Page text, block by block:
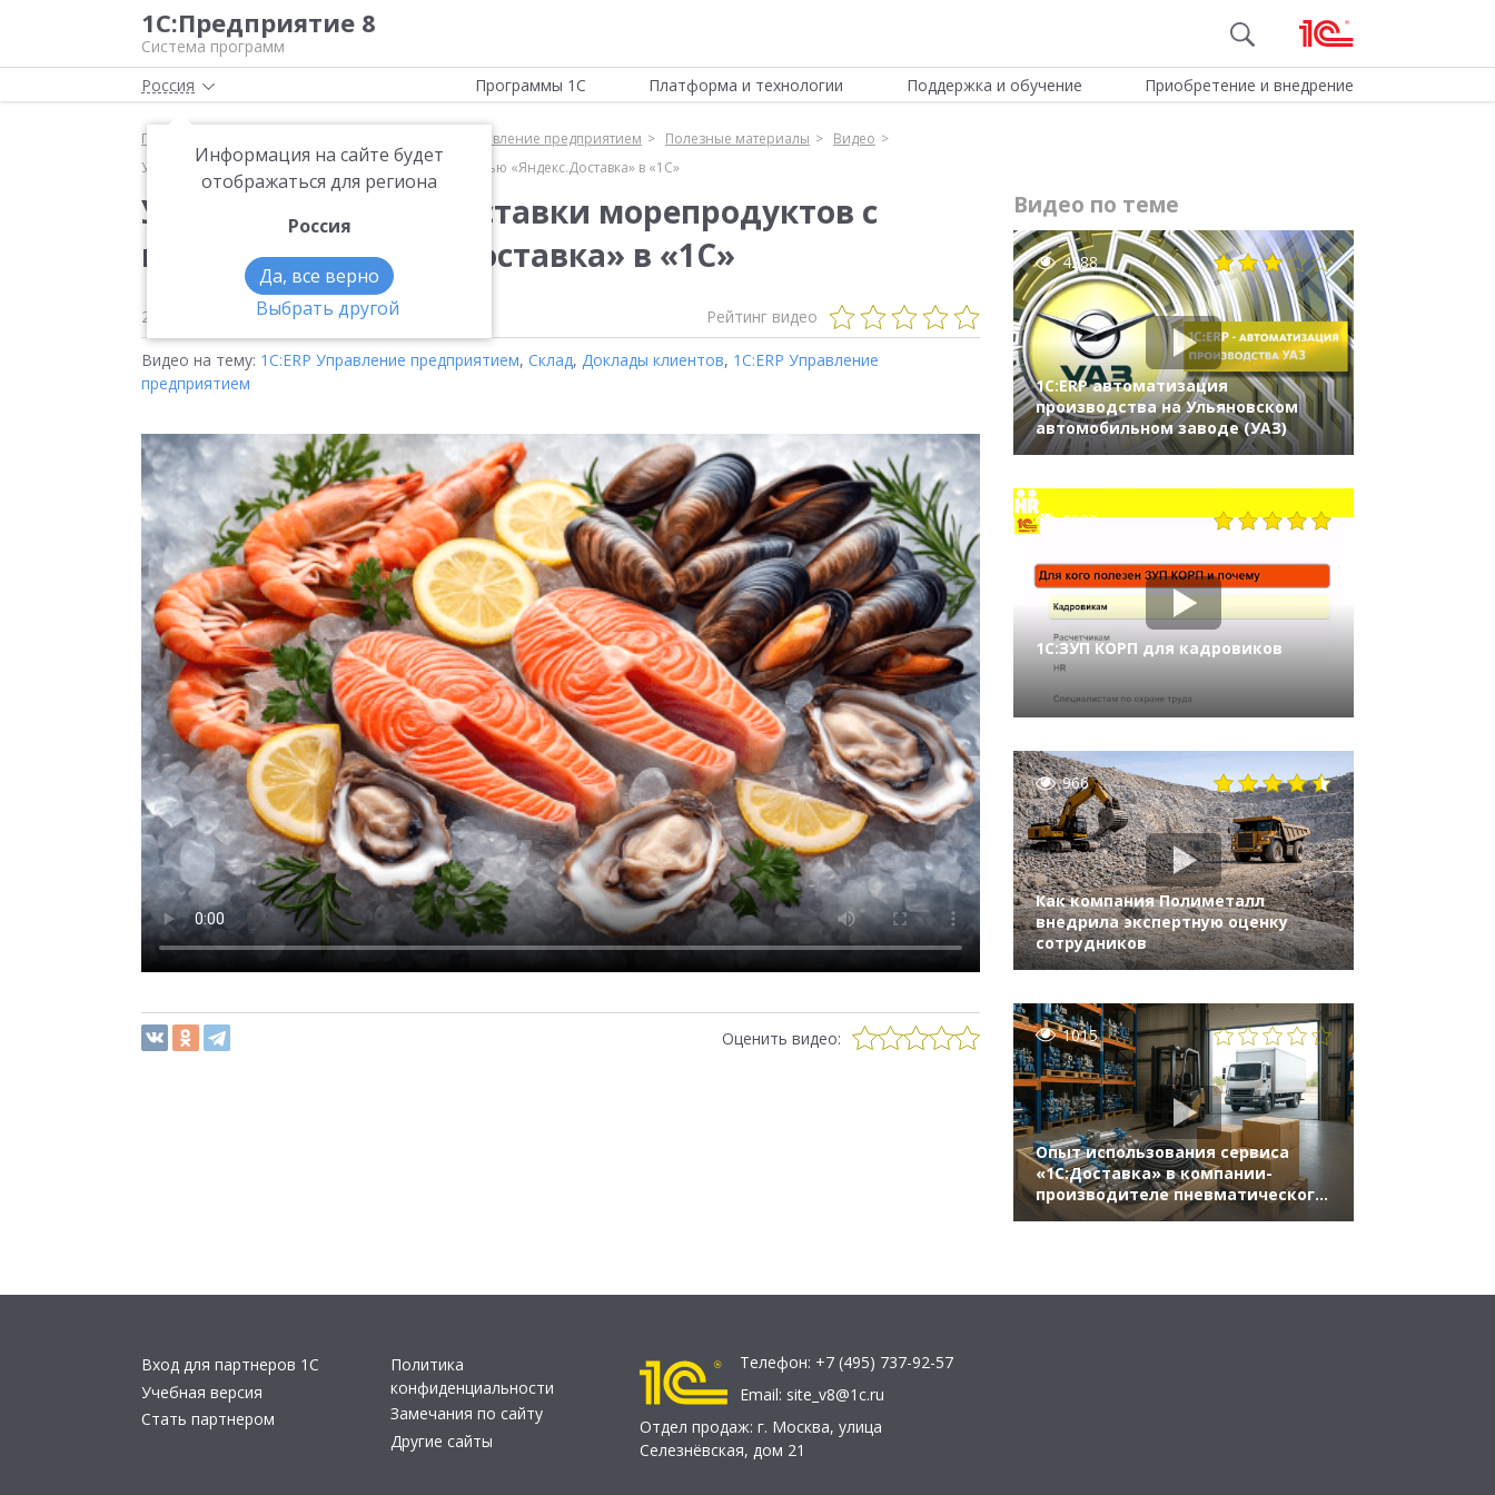
1С:Предприятие 8
Система программ
Россия
Информация на сайте будет
отображаться для региона
Россия
Да, все верно
Выбрать другой
Программы 1С Платформа и технологии Поддержка и обучение Приобретение и внедрение
Главная 1С:ERP Управление предприятием Полезные материалы
Видео
Улучшаем сервис доставки морепродуктов с помощью «Яндекс.Доставка» в «1С»
Улучшаем сервис доставки морепродуктов с
помощью «Яндекс.Доставка» в «1С»
27 декабря 2021 760 Рейтинг видео
Видео на тему: 1С:ERP Управление предприятием, Склад, Доклады клиентов, 1С:ERP Управление
предприятием
Оценить видео:
Видео по теме
4288
1С:ERP автоматизация
производства на Ульяновском
автомобильном заводе (УАЗ)
2982
1С:ЗУП КОРП для кадровиков
966
Как компания Полиметалл
внедрила экспертную оценку
сотрудников
1015
Опыт использования сервиса
«1С:Доставка» в компании-
производителе пневматического
и гидравлического оборудования
«Пневмакс»)
Вход для партнеров 1С
Учебная версия
Стать партнером
Политика
конфиденциальности
Замечания по сайту
Другие сайты
Телефон: +7 (495) 737-92-57
Email: site_v8@1c.ru
Отдел продаж: г. Москва, улица
Селезнёвская, дом 21